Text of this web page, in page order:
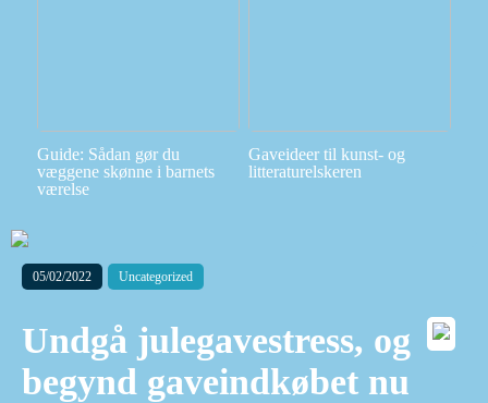
Guide: Sådan gør du
væggene skønne i barnets
værelse
Gaveideer til kunst- og
litteraturelskeren
05/02/2022 Uncategorized
Undgå julegavestress, og
begynd gaveindkøbet nu